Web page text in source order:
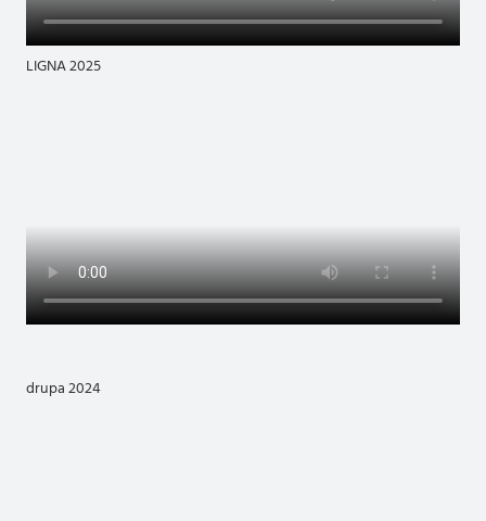
LIGNA 2025
drupa 2024